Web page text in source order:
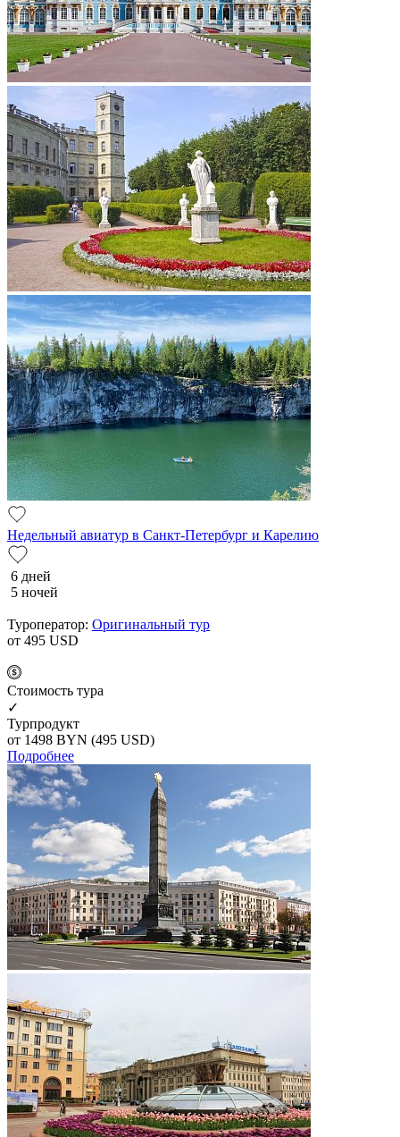
Недельный авиатур в Санкт-Петербург и Карелию
6 дней
5 ночей
Туроператор: Оригинальный тур
от 495 USD
Cтоимость тура
✓
Турпродукт
от 1498 BYN (495 USD)
Подробнее